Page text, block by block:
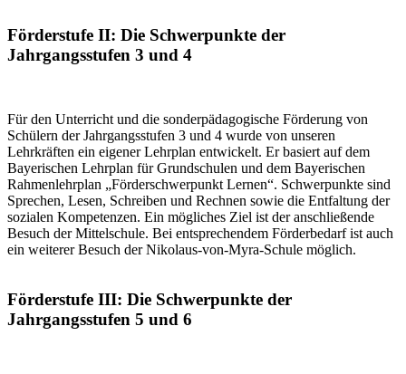
Förderstufe II: Die Schwerpunkte der
Jahrgangsstufen 3 und 4
Für den Unterricht und die sonderpädagogische Förderung von
Schülern der Jahrgangsstufen 3 und 4 wurde von unseren
Lehrkräften ein eigener Lehrplan entwickelt. Er basiert auf dem
Bayerischen Lehrplan für Grundschulen und dem Bayerischen
Rahmenlehrplan „Förderschwerpunkt Lernen“. Schwerpunkte sind
Sprechen, Lesen, Schreiben und Rechnen sowie die Entfaltung der
sozialen Kompetenzen. Ein mögliches Ziel ist der anschließende
Besuch der Mittelschule. Bei entsprechendem Förderbedarf ist auch
ein weiterer Besuch der Nikolaus-von-Myra-Schule möglich.
Förderstufe III: Die Schwerpunkte der
Jahrgangsstufen 5 und 6